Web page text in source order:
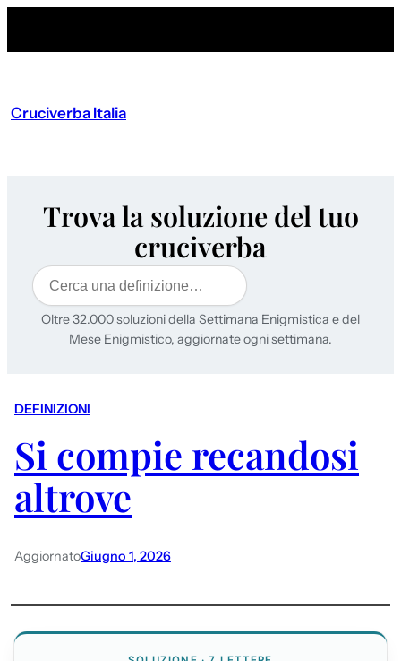
Cruciverba Italia
Trova la soluzione del tuo
cruciverba
Cerca
Oltre 32.000 soluzioni della Settimana Enigmistica e del
Mese Enigmistico, aggiornate ogni settimana.
DEFINIZIONI
Si compie recandosi
altrove
AggiornatoGiugno 1, 2026